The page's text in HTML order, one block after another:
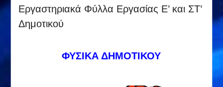
Εργαστηριακά Φύλλα Εργασίας E’ και ΣΤ’
Δημοτικού
ΦΥΣΙΚΑ ΔΗΜΟΤΙΚΟΥ